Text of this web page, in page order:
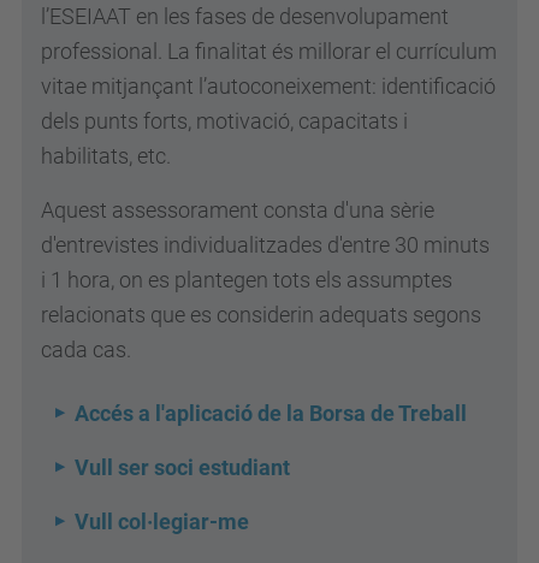
l’ESEIAAT en les fases de desenvolupament
professional. La finalitat és millorar el currículum
vitae mitjançant l’autoconeixement: identificació
dels punts forts, motivació, capacitats i
habilitats, etc.
Aquest assessorament consta d'una sèrie
d'entrevistes individualitzades d'entre 30 minuts
i 1 hora, on es plantegen tots els assumptes
relacionats que es considerin adequats segons
cada cas.
Accés a l'aplicació de la Borsa de Treball
Vull ser soci estudiant
Vull col·legiar-me